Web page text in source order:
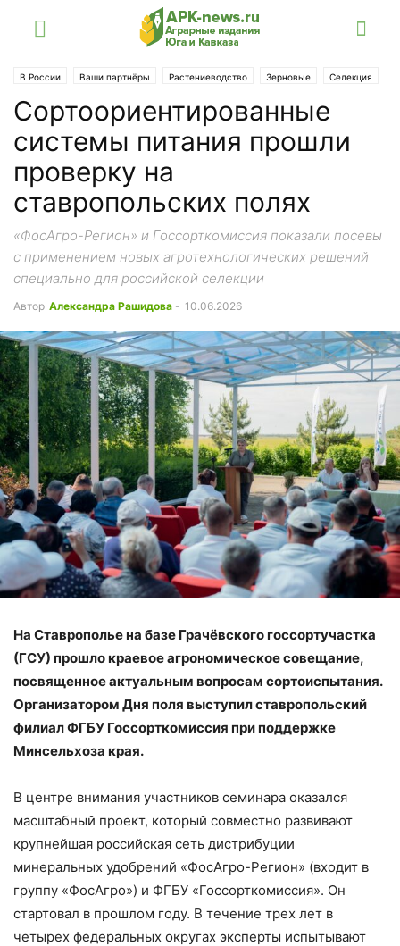
В России Ваши партнёры Растениеводство Зерновые Селекция
Ставрополье
Сортоориентированные
системы питания прошли
проверку на
ставропольских полях
«ФосАгро-Регион» и Госсорткомиссия показали посевы
с применением новых агротехнологических решений
специально для российской селекции
Автор Александра Рашидова - 10.06.2026
На Ставрополье на базе Грачёвского госсортучастка
(ГСУ) прошло краевое агрономическое совещание,
посвященное актуальным вопросам сортоиспытания.
Организатором Дня поля выступил ставропольский
филиал ФГБУ Госсорткомиссия при поддержке
Минсельхоза края.
В центре внимания участников семинара оказался
масштабный проект, который совместно развивают
крупнейшая российская сеть дистрибуции
минеральных удобрений «ФосАгро-Регион» (входит в
группу «ФосАгро») и ФГБУ «Госсорткомиссия». Он
стартовал в прошлом году. В течение трех лет в
четырех федеральных округах эксперты испытывают